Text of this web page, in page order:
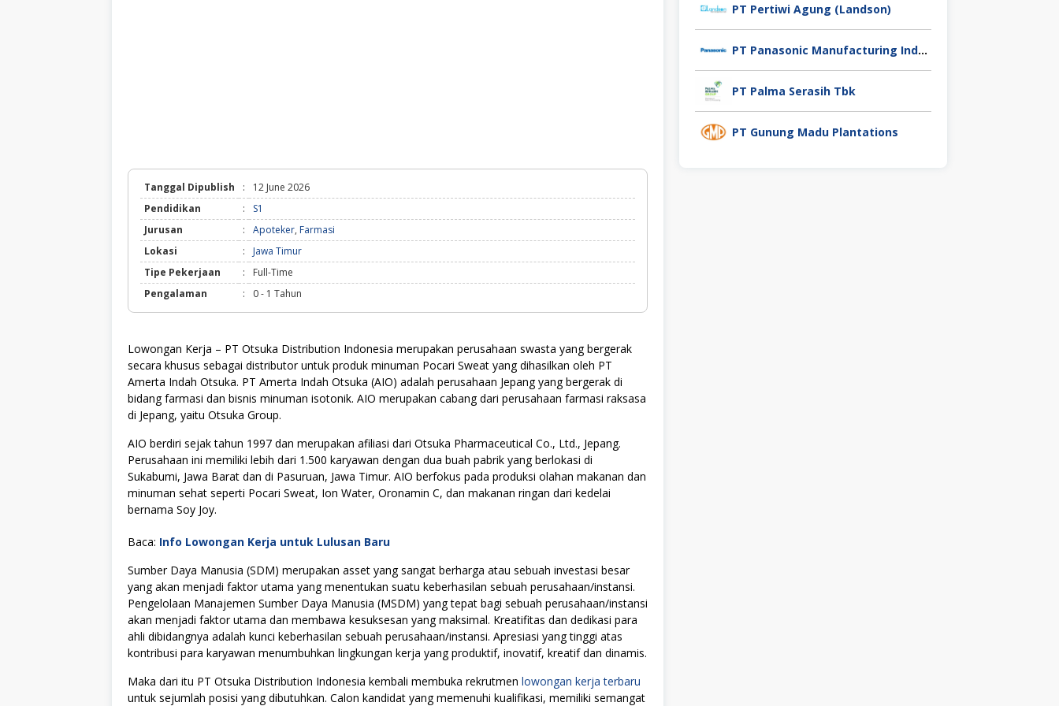
Tanggal Dipublish :
12 June 2026
Pendidikan
:
S1
Jurusan
: Apoteker, Farmasi
Lokasi
:
Jawa Timur
Tipe Pekerjaan
:
Full-Time
Pengalaman
: 0 - 1 Tahun
Lowongan Kerja – PT Otsuka Distribution Indonesia merupakan perusahaan swasta yang bergerak
secara khusus sebagai distributor untuk produk minuman Pocari Sweat yang dihasilkan oleh PT
Amerta Indah Otsuka. PT Amerta Indah Otsuka (AIO) adalah perusahaan Jepang yang bergerak di
bidang farmasi dan bisnis minuman isotonik. AIO merupakan cabang dari perusahaan farmasi raksasa
di Jepang, yaitu Otsuka Group.
AIO berdiri sejak tahun 1997 dan merupakan afiliasi dari Otsuka Pharmaceutical Co., Ltd., Jepang.
Perusahaan ini memiliki lebih dari 1.500 karyawan dengan dua buah pabrik yang berlokasi di
Sukabumi, Jawa Barat dan di Pasuruan, Jawa Timur. AIO berfokus pada produksi olahan makanan dan
minuman sehat seperti Pocari Sweat, Ion Water, Oronamin C, dan makanan ringan dari kedelai
bernama Soy Joy.
Baca: Info Lowongan Kerja untuk Lulusan Baru
Sumber Daya Manusia (SDM) merupakan asset yang sangat berharga atau sebuah investasi besar
yang akan menjadi faktor utama yang menentukan suatu keberhasilan sebuah perusahaan/instansi.
Pengelolaan Manajemen Sumber Daya Manusia (MSDM) yang tepat bagi sebuah perusahaan/instansi
akan menjadi faktor utama dan membawa kesuksesan yang maksimal. Kreatifitas dan dedikasi para
ahli dibidangnya adalah kunci keberhasilan sebuah perusahaan/instansi. Apresiasi yang tinggi atas
kontribusi para karyawan menumbuhkan lingkungan kerja yang produktif, inovatif, kreatif dan dinamis.
Maka dari itu PT Otsuka Distribution Indonesia kembali membuka rekrutmen lowongan kerja terbaru
untuk sejumlah posisi yang dibutuhkan. Calon kandidat yang memenuhi kualifikasi, memiliki semangat
PT Pertiwi Agung (Landson)
PT Panasonic Manufacturing Indonesia
PT Palma Serasih Tbk
PT Gunung Madu Plantations